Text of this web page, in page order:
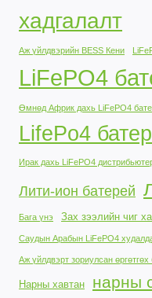
хадгалалт
Аж үйлдвэрийн BESS Кени
LiFePO4
Өмнөд Африк дахь LiFePO4
LifePo4
Ирак дахь LiFePO4
Лити-ион батерей
Бага үнэ Зах зээлийн чиг
Саудын Арабын LiFePO4
Аж үйлдвэрт зориулсан
Нарны хавтан нарны